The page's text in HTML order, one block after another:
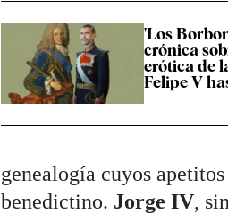
'Los
crónica
erótica de
Felipe V
genealogía cuyos
benedictino. Jorge IV,